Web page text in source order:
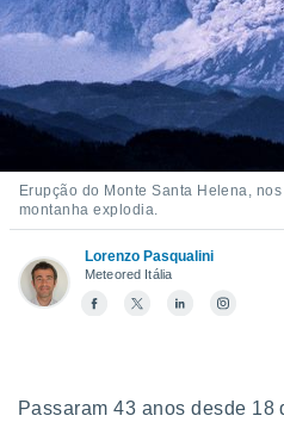
de alta
todos os
ou
o
no
CONTINUAR
CONFIGURAÇÕES
Erupção do Monte Santa Helena,
montanha explodia.
Lorenzo Pasqualini
Meteored Itália
Passaram 43 anos desde 18